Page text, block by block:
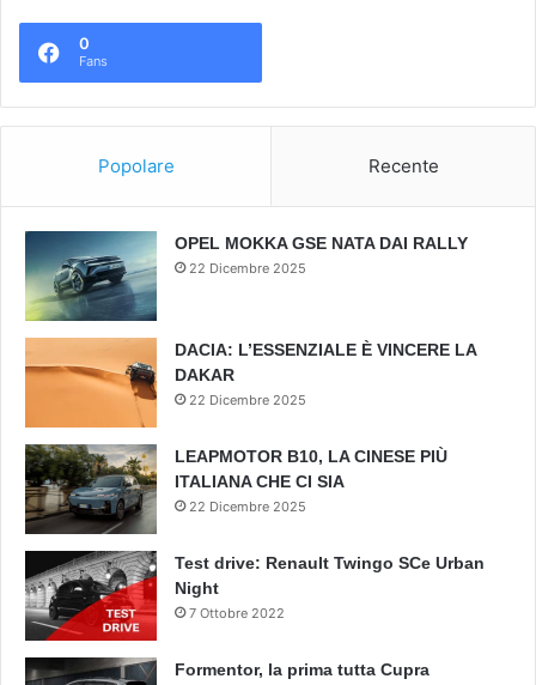
0
Fans
Popolare Recente
OPEL MOKKA GSE NATA DAI RALLY
22 Dicembre 2025
DACIA: L’ESSENZIALE È VINCERE LA
DAKAR
22 Dicembre 2025
LEAPMOTOR B10, LA CINESE PIÙ
ITALIANA CHE CI SIA
22 Dicembre 2025
Test drive: Renault Twingo SCe Urban
Night
7 Ottobre 2022
Formentor, la prima tutta Cupra